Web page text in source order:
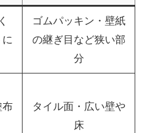
ゴムパッキン・壁紙
の継ぎ目など狭い部
分
布
タイル面・広い壁や
床